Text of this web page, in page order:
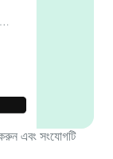
এবং সংযোগটি